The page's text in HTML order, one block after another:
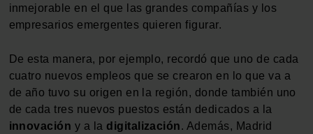
inmejorable en el que las grandes compañías y los
empresarios emergentes quieren figurar.
De esta manera, por ejemplo, recordó que uno de cada
cuatro nuevos empleos que se crearon en lo que va a
de año tuvo su origen en la región, donde también uno
de cada tres nuevos puestos están dedicados a la
innovación y a la digitalización. Además, Madrid